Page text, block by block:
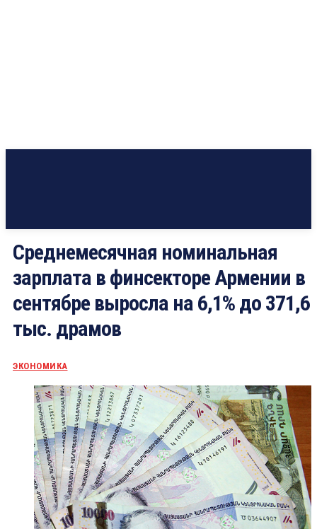
Среднемесячная номинальная
зарплата в финсекторе Армении в
сентябре выросла на 6,1% до 371,6
тыс. драмов
ЭКОНОМИКА